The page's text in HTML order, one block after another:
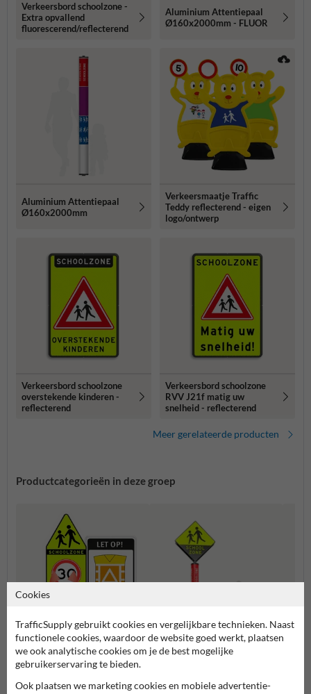
Verkeersbord schoolzone -
Extra opvallend
fluorescerend/reflecterend
Aluminium Attentiepaal
Ø160x2000mm - FLUOR
Aluminium Attentiepaal
Ø160x2000mm
Verkeersmaatje Traffic
Teddy reflecterend - eigen
logo/ontwerp
Verkeersbord schoolzone
overstekende kinderen -
reflecterend
Verkeersbord schoolzone
RVV J21f matig uw
snelheid - reflecterend
Meer gerelateerde producten
Productcategorieën in deze groep
Cookies
TrafficSupply gebruikt cookies en vergelijkbare technieken. Naast
functionele cookies, waardoor de website goed werkt, plaatsen
we ook analytische cookies om je de best mogelijke
gebruikerservaring te bieden.
Ook plaatsen we marketing cookies en mobiele advertentie-